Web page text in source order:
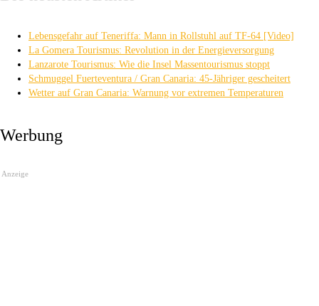
Lebensgefahr auf Teneriffa: Mann in Rollstuhl auf TF-64 [Video]
La Gomera Tourismus: Revolution in der Energieversorgung
Lanzarote Tourismus: Wie die Insel Massentourismus stoppt
Schmuggel Fuerteventura / Gran Canaria: 45-Jähriger gescheitert
Wetter auf Gran Canaria: Warnung vor extremen Temperaturen
Werbung
Anzeige